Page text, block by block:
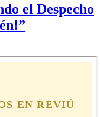
el Despecho